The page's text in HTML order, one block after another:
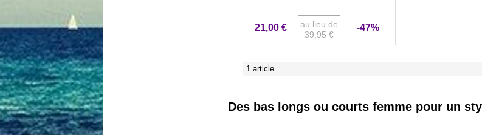
21,00 €
au lieu de
39,95 €
-47%
1 article
Des bas longs ou courts femme pour un